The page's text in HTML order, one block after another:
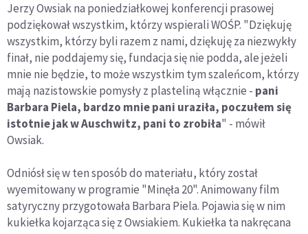
Jerzy Owsiak na poniedziałkowej konferencji prasowej
podziękował wszystkim, którzy wspierali WOŚP. "Dziękuję
wszystkim, którzy byli razem z nami, dziękuję za niezwykły
finał, nie poddajemy się, fundacja się nie podda, ale jeżeli
mnie nie będzie, to może wszystkim tym szaleńcom, którzy
mają nazistowskie pomysły z plasteliną włącznie - pani
Barbara Piela, bardzo mnie pani uraziła, poczułem się
istotnie jak w Auschwitz, pani to zrobiła" - mówił
Owsiak.
Odniósł się w ten sposób do materiału, który został
wyemitowany w programie "Minęła 20". Animowany film
satyryczny przygotowała Barbara Piela. Pojawia się w nim
kukiełka kojarząca się z Owsiakiem. Kukiełka ta nakręcana